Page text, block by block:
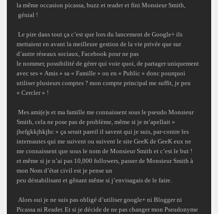
la même occasion picassa, buzz et reader et fini Monsieur Smith,
génial !
Le pire dans tout ça c’est que lors du lancement de Google+ ils
mettaient en avant la meilleure gestion de la vie privée que sur
d’autre réseaux sociaux, Facebook pour ne pas
le nommer, possibilité de gérer qui voie quoi, de partager uniquement
avec ses « Amis » sa « Famille » ou en « Public » donc pourquoi
utiliser plusieurs comptes ? mon compte principal me suffit, je peu
« Cercler » !
Mes ami(e)s et ma famille me connaissent sous le pseudo Monsieur
Smith, cela ne pose pas de problème, même si je m’apellait »
jhefgkkjhkjhc » ça serait pareil il savent qui je suis, par-contre les
internautes qui me suivent ou suivent le site GeeK de GeeK eux ne
me connaissent que sous le nom de Monsieur Smith et c’est le but !
et même si je n’ai pas 10,000 followers, passer de Monsieur Smith à
mon Nom d’état civil est je pense un
peu déstabilisant et gênant même si j’envisagais de le faire.
Alors oui je ne suis pas obligé d’utilisergoogle+ ni Blogger ni
Picassa ni Reader. Et si je décide de ne pas changer mon Pseudonyme